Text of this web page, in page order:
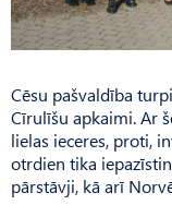
Cēsu pašvaldība
Cīrulīšu apkaimi. Ar
lielas ieceres, proti,
otrdien tika
pārstāvji, kā arī